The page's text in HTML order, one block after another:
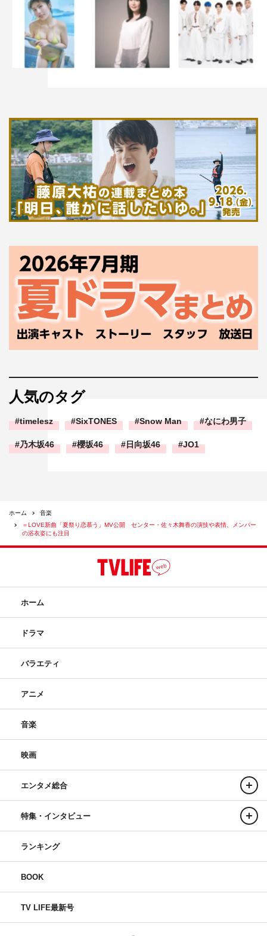
人気のタグ
timelesz SixTONES Snow Man なにわ男子
乃木坂46 櫻坂46 日向坂46 JO1
ホーム
音楽
＝LOVE新曲「夏祭り恋慕う」MV公開 センター・佐々木舞香の演技や表情、メンバー
の浴衣姿にも注目
ホーム
ドラマ
バラエティ
アニメ
音楽
映画
エンタメ総合
特集・インタビュー
ランキング
BOOK
TV LIFE最新号